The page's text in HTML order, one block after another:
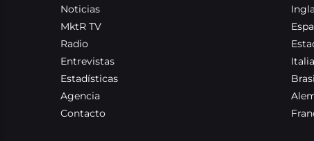
Noticias
MktR TV
Radio
Entrevistas
Estadísticas
Agencia
Contacto
Italia